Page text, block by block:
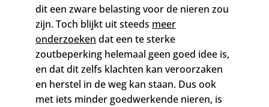
dit een zware belasting voor de nieren zou
zijn. Toch blijkt uit steeds meer
onderzoeken dat een te sterke
zoutbeperking helemaal geen goed idee is,
en dat dit zelfs klachten kan veroorzaken
en herstel in de weg kan staan. Dus ook
met iets minder goedwerkende nieren, is